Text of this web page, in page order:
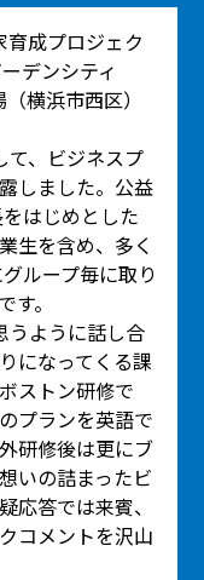
成プロジェク
デンシティ
横浜市西区）
て、ビジネスプ
しました。公益
はじめとした
生を含め、多く
ループ毎に取り
。
うように話し合
になってくる課
ストン研修で
プランを英語で
研修後は更にブ
いの詰まったビ
応答では来賓、
コメントを沢山